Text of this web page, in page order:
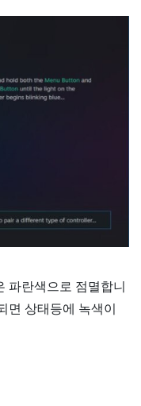
파란색으로 점멸합니
면 상태등에 녹색이